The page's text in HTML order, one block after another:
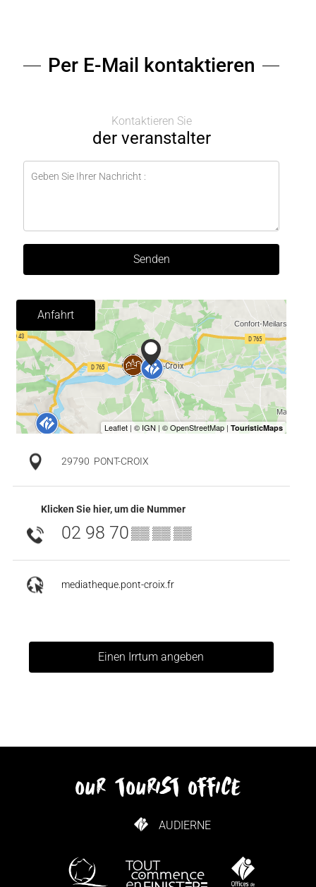
Per E-Mail kontaktieren
Kontaktieren Sie
der veranstalter
Senden
Anfahrt
29790 PONT-CROIX
Klicken Sie hier, um die Nummer
02 98 70▒▒ ▒▒ ▒▒
mediatheque.pont-croix.fr
Einen Irrtum angeben
our tourist office
AUDIERNE